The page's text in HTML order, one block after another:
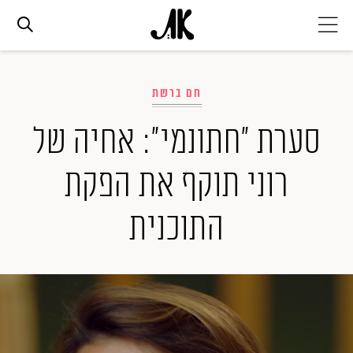
אופנה
ביוטי
סלבס
ערוצים נוספים
המגזין
חם ברשת
סערת "חתונמי": אחיה של
רוני תוקף את הפקת
התוכנית